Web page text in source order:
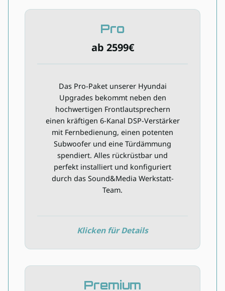
Pro
ab 2599€
Das Pro-Paket unserer Hyundai
Upgrades bekommt neben den
hochwertigen Frontlautsprechern
einen kräftigen 6-Kanal DSP-Verstärker
mit Fernbedienung, einen potenten
Subwoofer und eine Türdämmung
spendiert. Alles rückrüstbar und
perfekt installiert und konfiguriert
durch das Sound&Media Werkstatt-
Team.
Klicken für Details
Pro
ab 2599€
Inkl. Installation
6-Kanal DSP-Verstärker
Regler für Signalprozessor
Fahrzeugspezifischer Subwoofer
2-Wege Oberklasse Frontsystem
Dämmpaket Basic Front
Einbaumaterial
Premium
Premium